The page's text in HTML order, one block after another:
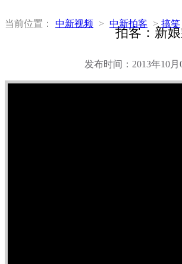
当前位置： 中新视频 > 中新拍客 > 搞笑
拍客：新
发布时间：2013年10月